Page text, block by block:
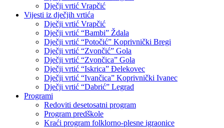
Dječji vrtić Vrapčić
Vijesti iz dječjih vrtića
Dječji vrtić Vrapčić
Dječji vrtić “Bambi” Ždala
Dječji vrtić “Potočić” Koprivnički Bregi
Dječji vrtić “Zvončić” Gola
Dječji vrtić “Zvončica” Gola
Dječji vrtić “Iskrica” Đelekovec
Dječji vrtić “Ivančica” Koprivnički Ivanec
Dječji vrtić “Dabrić” Legrad
Programi
Redoviti desetosatni program
Program predškole
Kraći program folklorno-plesne igraonice